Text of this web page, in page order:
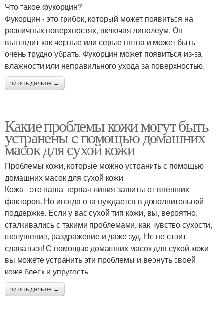
Что такое фукорцин?
Фукорцин - это грибок, который может появиться на
различных поверхностях, включая линолеум. Он
выглядит как черные или серые пятна и может быть
очень трудно убрать. Фукорцин может появиться из-за
влажности или неправильного ухода за поверхностью.
читать дальше →
Какие проблемы кожи могут быть
устранены с помощью домашних
масок для сухой кожи
Проблемы кожи, которые можно устранить с помощью
домашних масок для сухой кожи
Кожа - это наша первая линия защиты от внешних
факторов. Но иногда она нуждается в дополнительной
поддержке. Если у вас сухой тип кожи, вы, вероятно,
сталкивались с такими проблемами, как чувство сухости,
шелушение, раздражение и даже зуд. Но не стоит
сдаваться! С помощью домашних масок для сухой кожи
вы можете устранить эти проблемы и вернуть своей
коже блеск и упругость.
читать дальше →